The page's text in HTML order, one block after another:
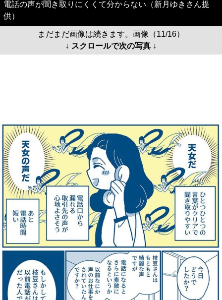
電話の声が聞き取りにくくて分からない（新月ゆきさん提
供）
まだまだ画像は続きます。画像（11/16）
↓ スクロールで次の写真 ↓